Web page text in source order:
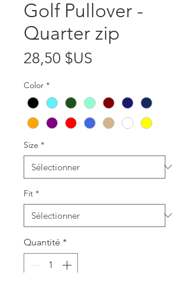
Golf Pullover -
Quarter zip
28,50 $US
Color *
Size *
Fit *
Quantité *